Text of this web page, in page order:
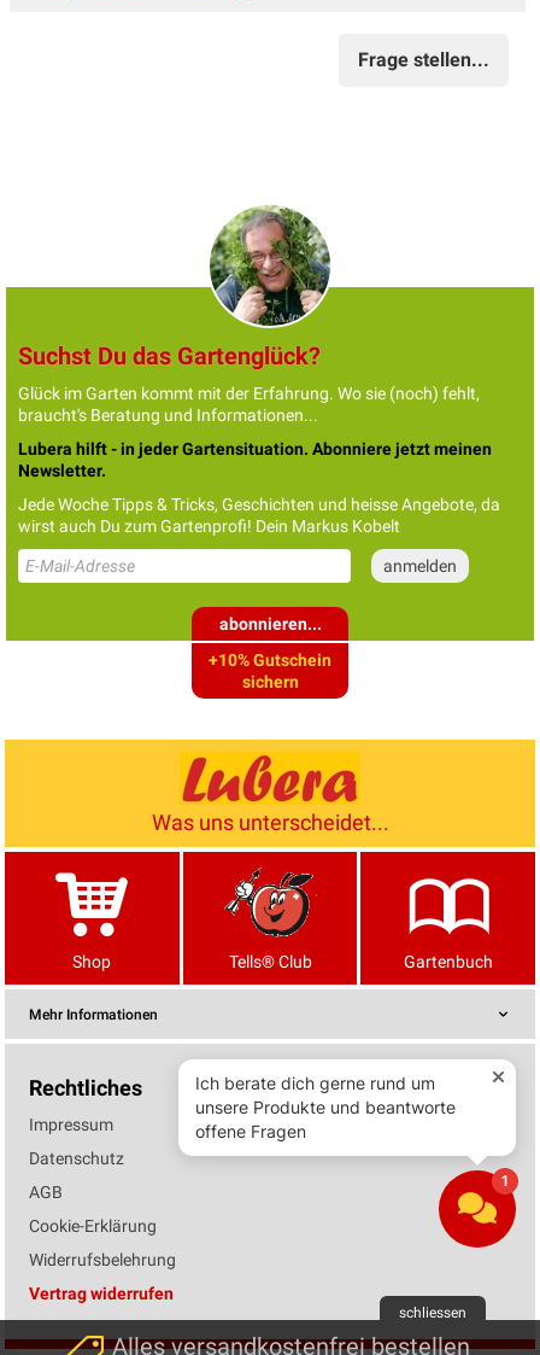
Frage stellen...
Suchst Du das Gartenglück?
Glück im Garten kommt mit der Erfahrung. Wo sie (noch) fehlt,
braucht's Beratung und Informationen...
Lubera hilft - in jeder Gartensituation. Abonniere jetzt meinen
Newsletter.
Jede Woche Tipps & Tricks, Geschichten und heisse Angebote, da
wirst auch Du zum Gartenprofi! Dein Markus Kobelt
abonnieren...
+10% Gutschein
sichern
Was uns unterscheidet...
Shop Tells® Club Gartenbuch
Mehr Informationen
Rechtliches
Impressum
Datenschutz
AGB
Cookie-Erklärung
Widerrufsbelehrung
Vertrag widerrufen
schliessen
Alles versandkostenfrei bestellen